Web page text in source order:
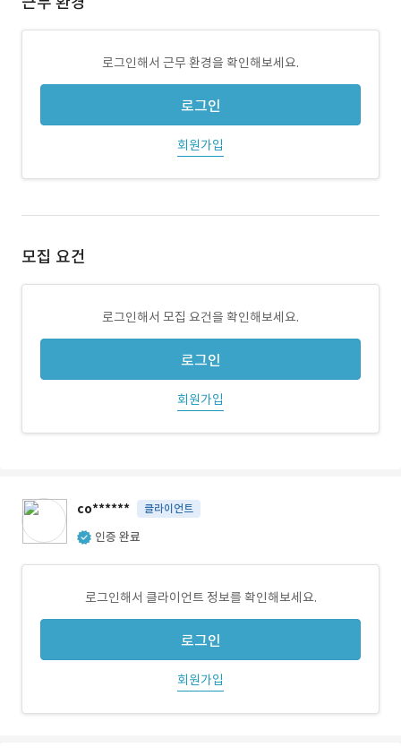
로그인해서 근무 환경을 확인해보세요.
로그인
회원가입
모집 요건
로그인해서 모집 요건을 확인해보세요.
로그인
회원가입
co****** 클라이언트
인증 완료
로그인해서 클라이언트 정보를 확인해보세요.
로그인
회원가입